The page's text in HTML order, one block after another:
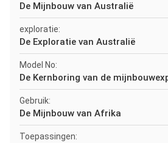
De Mijnbouw van Australië
exploratie:
De Exploratie van Australië
Model No:
De Kernboring van de
Gebruik:
De Mijnbouw van Afrika
Toepassingen: